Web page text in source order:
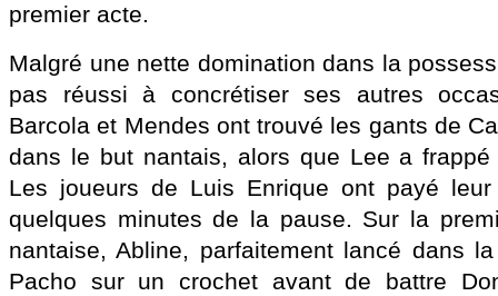
premier acte.
Malgré une nette domination dans la
pas réussi à concrétiser ses autres
Barcola et Mendes ont trouvé les gants de
dans le but nantais, alors que Lee a
Les joueurs de Luis Enrique ont payé leur
quelques minutes de la pause. Sur la
nantaise, Abline, parfaitement lancé dans
Pacho sur un crochet avant de battre